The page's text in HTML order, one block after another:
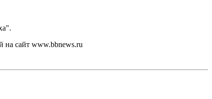
на сайт www.bbnews.ru